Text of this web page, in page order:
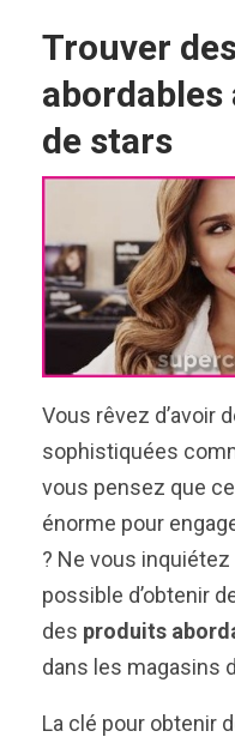
Trouver
de stars
Vous rêvez d’avoir
sophistiquées
vous pensez que
énorme pour
? Ne vous
possible d’obtenir
des produits
dans les magasins
La clé pour obtenir